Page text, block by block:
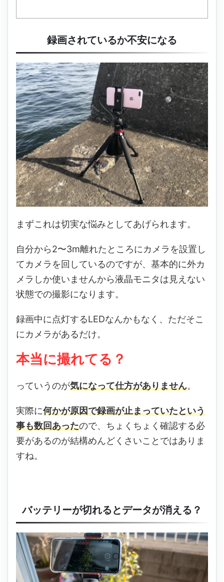
録画されているか不安になる
まずこれは切実な悩みとしてあげられます。
自分から2〜3m離れたところにカメラを設置し
てカメラを回しているのですが、基本的に外カ
メラしか使いませんから液晶モニタは見えない
状態での撮影になります。
録画中に点灯するLEDなんかもなく、ただそこ
にカメラがあるだけ。
本当に撮れてる？
っていうのが気になって仕方がありません。
実際に何かが原因で録画が止まっていたという
事も数回あったので、ちょくちょく確認する必
要があるのが結構めんどくさいことではありま
すね。
バッテリーが切れるとデータが消える？